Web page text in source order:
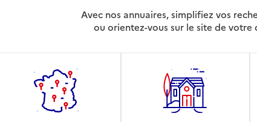
Avec nos annuaires, simplifiez vos
ou orientez-vous sur le site de